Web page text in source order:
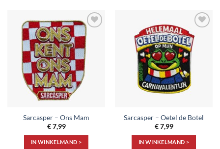
Toevoegen
aan
verlanglijst
Sarcasper – Ons Mam
€7,99
IN WINKELMAND >
Toevoegen
aan
verlanglijst
Sarcasper – Oetel de Botel
€7,99
IN WINKELMAND >